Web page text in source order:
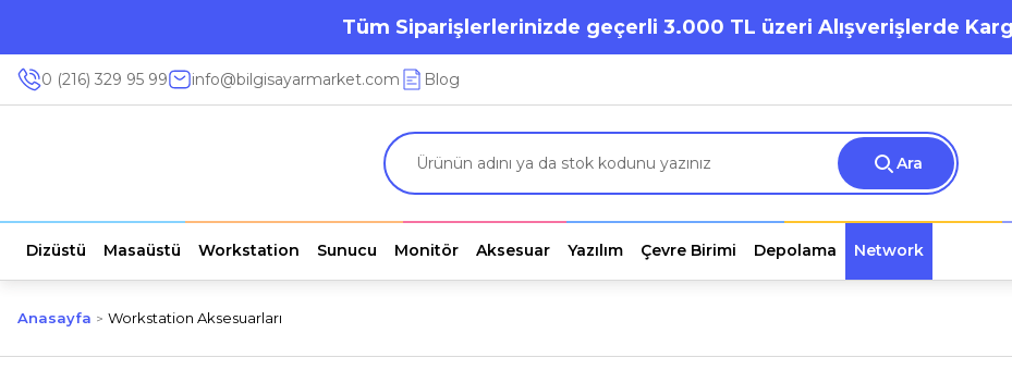
Tüm Siparişlerlerinizde geçerli 3.000 TL üzeri Alışverişlerde
0 (216) 329 95 99 info@bilgisayarmarket.com Blog
Ara
Dizüstü Masaüstü Workstation Sunucu Monitör Aksesuar Yazılım Çevre Birimi Depolama Network
Anasayfa Workstation Aksesuarları